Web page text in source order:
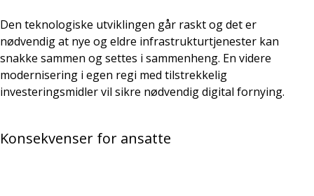
Den teknologiske utviklingen går raskt og det er
nødvendig at nye og eldre infrastrukturtjenester kan
snakke sammen og settes i sammenheng. En videre
modernisering i egen regi med tilstrekkelig
investeringsmidler vil sikre nødvendig digital fornying.
Konsekvenser for ansatte